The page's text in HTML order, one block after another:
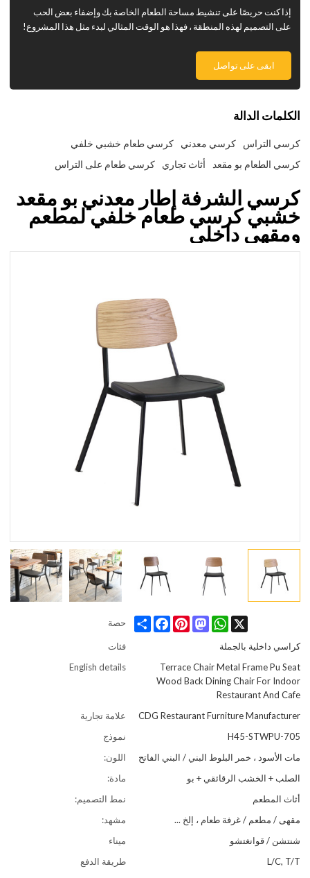
إذا كنت حريصًا على تنشيط مساحة الطعام الخاصة بك وإضفاء بعض الحب
على التصميم لهذه المنطقة ، فهذا هو الوقت المثالي لبدء مثل هذا المشروع!
ابقى على تواصل
الكلمات الدالة
كرسي التراس كرسي معدني
كرسي طعام خشبي خلفي
كرسي الطعام بو مقعد
أثاث تجاري كرسي طعام على التراس
كرسي الشرفة إطار معدني بو مقعد
خشبي كرسي طعام خلفي لمطعم
ومقهى داخلي
حصة Share
FacebookPinterest
Mastodon
WhatsApp X
فئات
كراسي داخلية بالجملة
English details
Terrace Chair Metal Frame Pu Seat
Wood Back Dining Chair For Indoor
Restaurant And Cafe
علامة تجارية
CDG Restaurant Furniture Manufacturer
نموذج
705-H45-STWPU
اللون:
مات الأسود ، خمر البلوط البني / البني الفاتح
مادة:
الصلب + الخشب الرقائقي + بو
نمط التصميم:
أثاث المطعم
مشهد:
مقهى / مطعم / غرفة طعام ، إلخ ...
ميناء
شنتشن / قوانغتشو
طريقة الدفع
L/C, T/T